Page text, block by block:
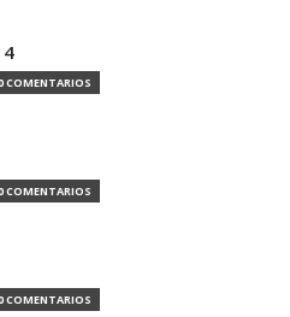
COMENTARIOS
COMENTARIOS
COMENTARIOS